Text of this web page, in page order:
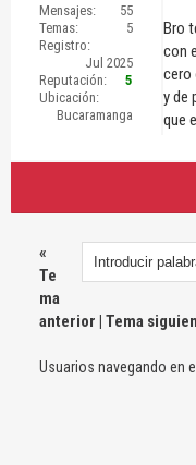
Mensajes:
55
Temas:
5
Registro:
Jul 2025
Reputación:
5
Ubicación:
Bucaramanga
Bro
con
cero
y de
que
«
Te
ma
anterior | Tema
Usuarios navegando en